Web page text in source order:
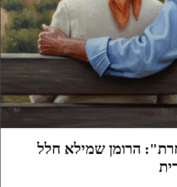
הרומן שמילא חלל